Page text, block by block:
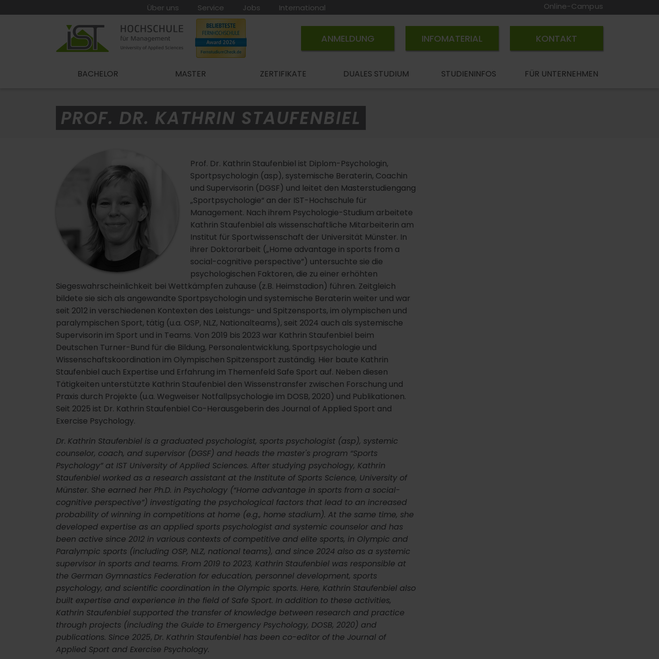
Über uns Service Jobs International Online-Campus
ANMELDUNG INFOMATERIAL KONTAKT
BACHELOR MASTER ZERTIFIKATE DUALES STUDIUM STUDIENINFOS FÜR UNTERNEHMEN
PROF. DR. KATHRIN STAUFENBIEL
Prof. Dr. Kathrin Staufenbiel ist Diplom-Psychologin,
Sportpsychologin (asp), systemische Beraterin, Coachin
und Supervisorin (DGSF) und leitet den Masterstudiengang
„Sportpsychologie“ an der IST-Hochschule für
Management. Nach ihrem Psychologie-Studium arbeitete
Kathrin Staufenbiel als wissenschaftliche Mitarbeiterin am
Institut für Sportwissenschaft der Universität Münster. In
ihrer Doktorarbeit („Home advantage in sports from a
social-cognitive perspective”) untersuchte sie die
psychologischen Faktoren, die zu einer erhöhten
Siegeswahrscheinlichkeit bei Wettkämpfen zuhause (z.B. Heimstadion) führen. Zeitgleich
bildete sie sich als angewandte Sportpsychologin und systemische Beraterin weiter und war
seit 2012 in verschiedenen Kontexten des Leistungs- und Spitzensports, im olympischen und
paralympischen Sport, tätig (u.a. OSP, NLZ, Nationalteams), seit 2024 auch als systemische
Supervisorin im Sport und in Teams. Von 2019 bis 2023 war Kathrin Staufenbiel beim
Deutschen Turner-Bund für die Bildung, Personalentwicklung, Sportpsychologie und
Wissenschaftskoordination im Olympischen Spitzensport zuständig. Hier baute Kathrin
Staufenbiel auch Expertise und Erfahrung im Themenfeld Safe Sport auf. Neben diesen
Tätigkeiten unterstützte Kathrin Staufenbiel den Wissenstransfer zwischen Forschung und
Praxis durch Projekte (u.a. Wegweiser Notfallpsychologie im DOSB, 2020) und Publikationen.
Seit 2025 ist Dr. Kathrin Staufenbiel Co-Herausgeberin des Journal of Applied Sport and
Exercise Psychology.
Dr. Kathrin Staufenbiel is a graduated psychologist, sports psychologist (asp), systemic
counselor, coach, and supervisor (DGSF) and heads the master's program “Sports
Psychology” at IST University of Applied Sciences. After studying psychology, Kathrin
Staufenbiel worked as a research assistant at the Institute of Sports Science, University of
Münster. She earned her Ph.D. in Psychology (“Home advantage in sports from a social-
cognitive perspective”) investigating the psychological factors that lead to an increased
probability of winning in competitions at home (e.g., home stadium). At the same time, she
developed expertise as an applied sports psychologist and systemic counselor and has
been active since 2012 in various contexts of competitive and elite sports, in Olympic and
Paralympic sports (including OSP, NLZ, national teams), and since 2024 also as a systemic
supervisor in sports and teams. From 2019 to 2023, Kathrin Staufenbiel was responsible at
the German Gymnastics Federation for education, personnel development, sports
psychology, and scientific coordination in the Olympic sports. Here, Kathrin Staufenbiel also
built expertise and experience in the field of Safe Sport. In addition to these activities,
Kathrin Staufenbiel supported the transfer of knowledge between research and practice
through projects (including the Guide to Emergency Psychology, DOSB, 2020) and
publications. Since 2025, Dr. Kathrin Staufenbiel has been co-editor of the Journal of
Applied Sport and Exercise Psychology.